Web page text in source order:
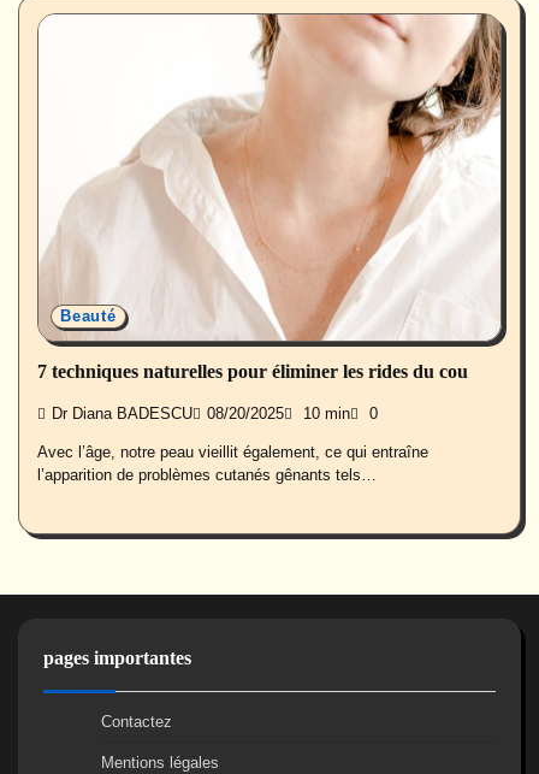
Beauté
7 techniques naturelles pour éliminer les rides du cou
Dr Diana BADESCU 08/20/2025 10 min 0
Avec l’âge, notre peau vieillit également, ce qui entraîne
l’apparition de problèmes cutanés gênants tels…
pages importantes
Contactez
Mentions légales